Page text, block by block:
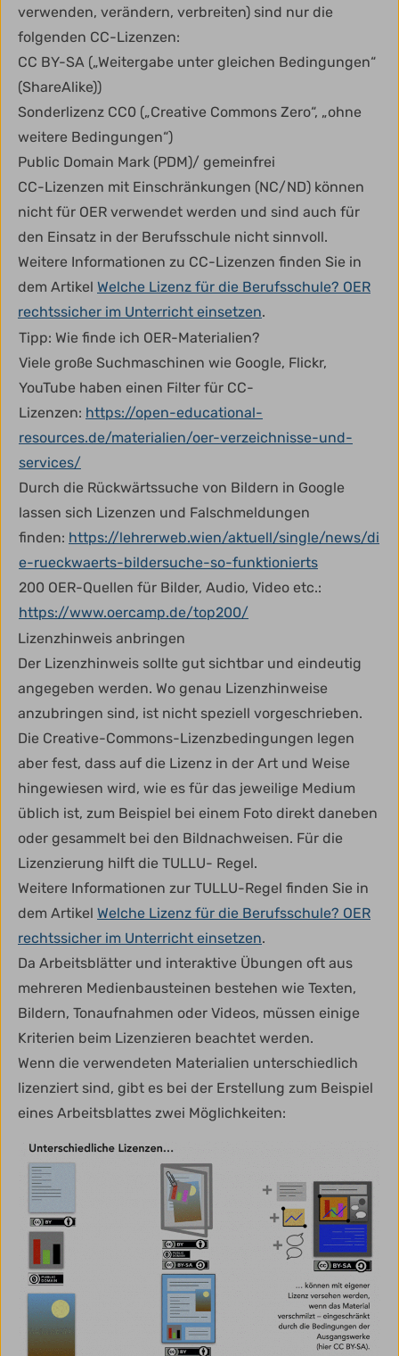
verwenden, verändern, verbreiten) sind nur die
folgenden CC-Lizenzen:
CC BY-SA („Weitergabe unter gleichen Bedingungen“
(ShareAlike))
Sonderlizenz CC0 („Creative Commons Zero“, „ohne
weitere Bedingungen“)
Public Domain Mark (PDM)/ gemeinfrei
CC-Lizenzen mit Einschränkungen (NC/ND) können
nicht für OER verwendet werden und sind auch für
den Einsatz in der Berufsschule nicht sinnvoll.
Weitere Informationen zu CC-Lizenzen finden Sie in
dem Artikel Welche Lizenz für die Berufsschule? OER
rechtssicher im Unterricht einsetzen.
Tipp: Wie finde ich OER-Materialien?
Viele große Suchmaschinen wie Google, Flickr,
YouTube haben einen Filter für CC-
Lizenzen: https://open-educational-
resources.de/materialien/oer-verzeichnisse-und-
services/
Durch die Rückwärtssuche von Bildern in Google
lassen sich Lizenzen und Falschmeldungen
finden: https://lehrerweb.wien/aktuell/single/news/di
e-rueckwaerts-bildersuche-so-funktionierts
200 OER-Quellen für Bilder, Audio, Video etc.:
https://www.oercamp.de/top200/
Lizenzhinweis anbringen
Der Lizenzhinweis sollte gut sichtbar und eindeutig
angegeben werden. Wo genau Lizenzhinweise
anzubringen sind, ist nicht speziell vorgeschrieben.
Die Creative-Commons-Lizenzbedingungen legen
aber fest, dass auf die Lizenz in der Art und Weise
hingewiesen wird, wie es für das jeweilige Medium
üblich ist, zum Beispiel bei einem Foto direkt daneben
oder gesammelt bei den Bildnachweisen. Für die
Lizenzierung hilft die TULLU- Regel.
Weitere Informationen zur TULLU-Regel finden Sie in
dem Artikel Welche Lizenz für die Berufsschule? OER
rechtssicher im Unterricht einsetzen.
Da Arbeitsblätter und interaktive Übungen oft aus
mehreren Medienbausteinen bestehen wie Texten,
Bildern, Tonaufnahmen oder Videos, müssen einige
Kriterien beim Lizenzieren beachtet werden.
Wenn die verwendeten Materialien unterschiedlich
lizenziert sind, gibt es bei der Erstellung zum Beispiel
eines Arbeitsblattes zwei Möglichkeiten: